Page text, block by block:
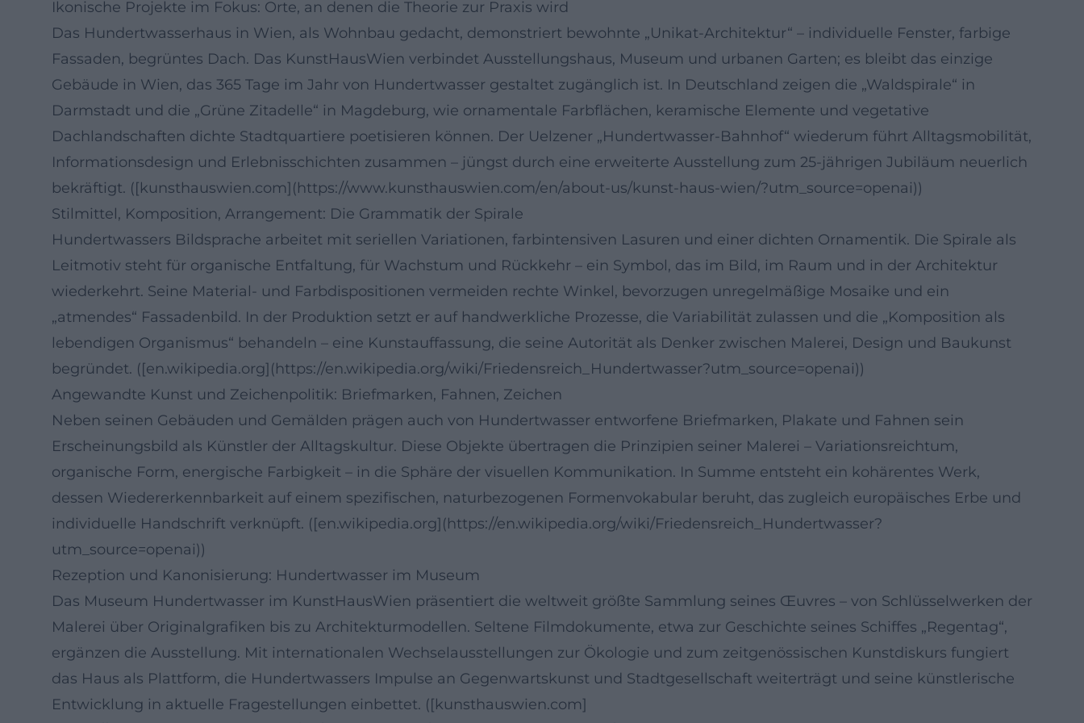
Ikonische Projekte im Fokus: Orte, an denen die Theorie zur Praxis wird
Das Hundertwasserhaus in Wien, als Wohnbau gedacht, demonstriert bewohnte „Unikat-Architektur“ – individuelle Fenster, farbige
Fassaden, begrüntes Dach. Das KunstHausWien verbindet Ausstellungshaus, Museum und urbanen Garten; es bleibt das einzige
Gebäude in Wien, das 365 Tage im Jahr von Hundertwasser gestaltet zugänglich ist. In Deutschland zeigen die „Waldspirale“ in
Darmstadt und die „Grüne Zitadelle“ in Magdeburg, wie ornamentale Farbflächen, keramische Elemente und vegetative
Dachlandschaften dichte Stadtquartiere poetisieren können. Der Uelzener „Hundertwasser-Bahnhof“ wiederum führt Alltagsmobilität,
Informationsdesign und Erlebnisschichten zusammen – jüngst durch eine erweiterte Ausstellung zum 25-jährigen Jubiläum neuerlich
bekräftigt. ([kunsthauswien.com](https://www.kunsthauswien.com/en/about-us/kunst-haus-wien/?utm_source=openai))
Stilmittel, Komposition, Arrangement: Die Grammatik der Spirale
Hundertwassers Bildsprache arbeitet mit seriellen Variationen, farbintensiven Lasuren und einer dichten Ornamentik. Die Spirale als
Leitmotiv steht für organische Entfaltung, für Wachstum und Rückkehr – ein Symbol, das im Bild, im Raum und in der Architektur
wiederkehrt. Seine Material- und Farbdispositionen vermeiden rechte Winkel, bevorzugen unregelmäßige Mosaike und ein
„atmendes“ Fassadenbild. In der Produktion setzt er auf handwerkliche Prozesse, die Variabilität zulassen und die „Komposition als
lebendigen Organismus“ behandeln – eine Kunstauffassung, die seine Autorität als Denker zwischen Malerei, Design und Baukunst
begründet. ([en.wikipedia.org](https://en.wikipedia.org/wiki/Friedensreich_Hundertwasser?utm_source=openai))
Angewandte Kunst und Zeichenpolitik: Briefmarken, Fahnen, Zeichen
Neben seinen Gebäuden und Gemälden prägen auch von Hundertwasser entworfene Briefmarken, Plakate und Fahnen sein
Erscheinungsbild als Künstler der Alltagskultur. Diese Objekte übertragen die Prinzipien seiner Malerei – Variationsreichtum,
organische Form, energische Farbigkeit – in die Sphäre der visuellen Kommunikation. In Summe entsteht ein kohärentes Werk,
dessen Wiedererkennbarkeit auf einem spezifischen, naturbezogenen Formenvokabular beruht, das zugleich europäisches Erbe und
individuelle Handschrift verknüpft. ([en.wikipedia.org](https://en.wikipedia.org/wiki/Friedensreich_Hundertwasser?
utm_source=openai))
Rezeption und Kanonisierung: Hundertwasser im Museum
Das Museum Hundertwasser im KunstHausWien präsentiert die weltweit größte Sammlung seines Œuvres – von Schlüsselwerken der
Malerei über Originalgrafiken bis zu Architekturmodellen. Seltene Filmdokumente, etwa zur Geschichte seines Schiffes „Regentag“,
ergänzen die Ausstellung. Mit internationalen Wechselausstellungen zur Ökologie und zum zeitgenössischen Kunstdiskurs fungiert
das Haus als Plattform, die Hundertwassers Impulse an Gegenwartskunst und Stadtgesellschaft weiterträgt und seine künstlerische
Entwicklung in aktuelle Fragestellungen einbettet. ([kunsthauswien.com]